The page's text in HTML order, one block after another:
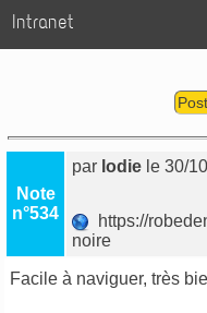
Intranet
Note
n°534
par lodie le 30/
https://
noire
Facile à naviguer, très